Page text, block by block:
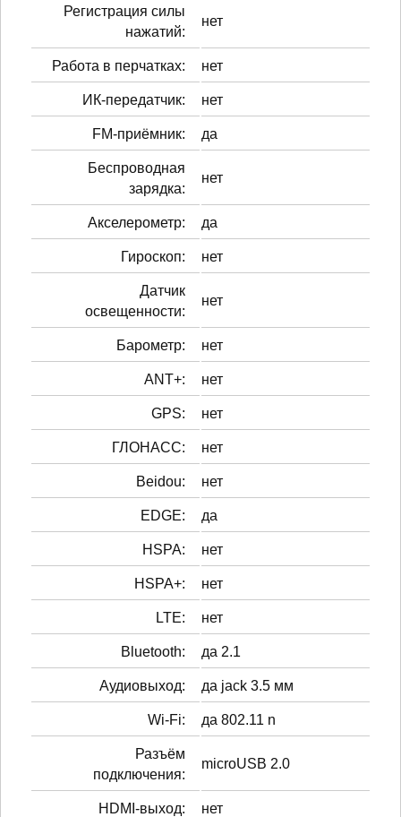
Регистрация силы
нажатий:
нет
Работа в перчатках: нет
ИК-передатчик: нет
FM-приёмник: да
Беспроводная
зарядка:
нет
Акселерометр: да
Гироскоп: нет
Датчик
освещенности:
нет
Барометр: нет
ANT+: нет
GPS: нет
ГЛОНАСС: нет
Beidou: нет
EDGE: да
HSPA: нет
HSPA+: нет
LTE: нет
Bluetooth: да 2.1
Аудиовыход: да jack 3.5 мм
Wi-Fi: да 802.11 n
Разъём
подключения:
microUSB 2.0
HDMI-выход: нет